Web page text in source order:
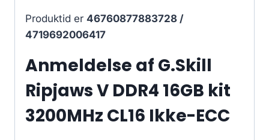
Produktid er 46760877883728 /
4719692006417
Anmeldelse af G.Skill
Ripjaws V DDR4 16GB kit
3200MHz CL16 Ikke-ECC